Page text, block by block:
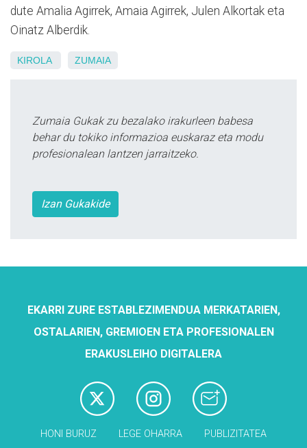
dute Amalia Agirrek, Amaia Agirrek, Julen Alkortak eta
Oinatz Alberdik.
KIROLA ZUMAIA
Zumaia Gukak zu bezalako irakurleen babesa
behar du tokiko informazioa euskaraz eta modu
profesionalean lantzen jarraitzeko.
Izan Gukakide
EKARRI ZURE ESTABLEZIMENDUA MERKATARIEN,
OSTALARIEN, GREMIOEN ETA PROFESIONALEN
ERAKUSLEIHO DIGITALERA
HONI BURUZ LEGE OHARRA PUBLIZITATEA